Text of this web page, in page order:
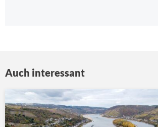
Auch interessant